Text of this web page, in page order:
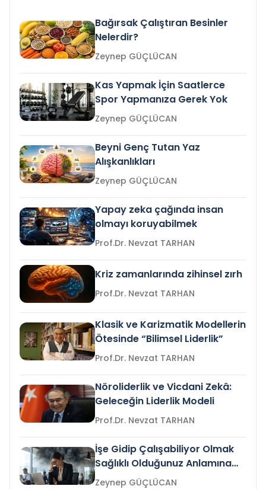
Bağırsak Çalıştıran Besinler
Nelerdir?
Zeynep GÜÇLÜCAN
Kas Yapmak İçin Saatlerce
Spor Yapmanıza Gerek Yok
Zeynep GÜÇLÜCAN
Beyni Genç Tutan Yaz
Alışkanlıkları
Zeynep GÜÇLÜCAN
Yapay zeka çağında insan
olmayı koruyabilmek
Prof.Dr. Nevzat TARHAN
Kriz zamanlarında zihinsel zırh
Prof.Dr. Nevzat TARHAN
Klasik ve Karizmatik Modellerin
Ötesinde “Bilimsel Liderlik”
Prof.Dr. Nevzat TARHAN
Nöroliderlik ve Vicdani Zekâ:
Geleceğin Liderlik Modeli
Prof.Dr. Nevzat TARHAN
İşe Gidip Çalışabiliyor Olmak
Sağlıklı Olduğunuz Anlamına
Gelir mi?Zeynep GÜÇLÜCAN